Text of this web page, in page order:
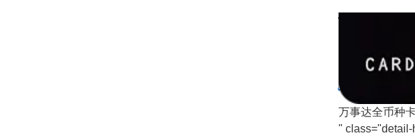
卡片展示
万事达全币种
"